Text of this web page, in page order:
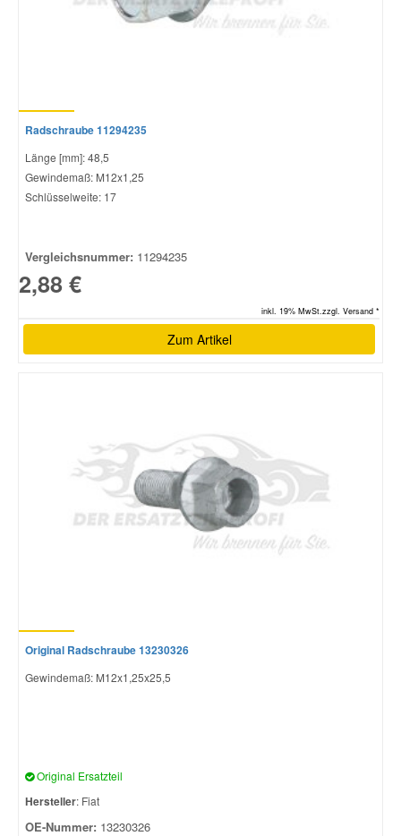
Radschraube 11294235
Länge [mm]: 48,5
Gewindemaß: M12x1,25
Schlüsselweite: 17
Vergleichsnummer: 11294235
2,88 €
inkl. 19% MwSt.zzgl. Versand *
Zum Artikel
Original Radschraube 13230326
Gewindemaß: M12x1,25x25,5
Original Ersatzteil
Hersteller: Fiat
OE-Nummer: 13230326